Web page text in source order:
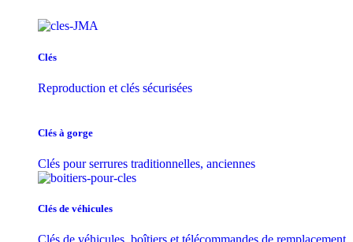
Clés
Reproduction et clés sécurisées
Clés à gorge
Clés pour serrures traditionnelles, anciennes
Clés de véhicules